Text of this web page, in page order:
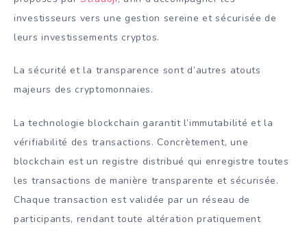
investisseurs vers une gestion sereine et sécurisée de
leurs investissements cryptos.
La sécurité et la transparence sont d’autres atouts
majeurs des cryptomonnaies.
La technologie blockchain garantit l’immutabilité et la
vérifiabilité des transactions. Concrètement, une
blockchain est un registre distribué qui enregistre toutes
les transactions de manière transparente et sécurisée.
Chaque transaction est validée par un réseau de
participants, rendant toute altération pratiquement